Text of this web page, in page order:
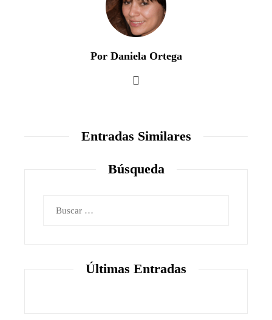
Por Daniela Ortega
Entradas Similares
Búsqueda
Últimas Entradas